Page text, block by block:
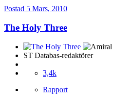
Postad 5 Mars, 2010
The Holy Three
ST Databas-redaktörer
3,4k
Rapport